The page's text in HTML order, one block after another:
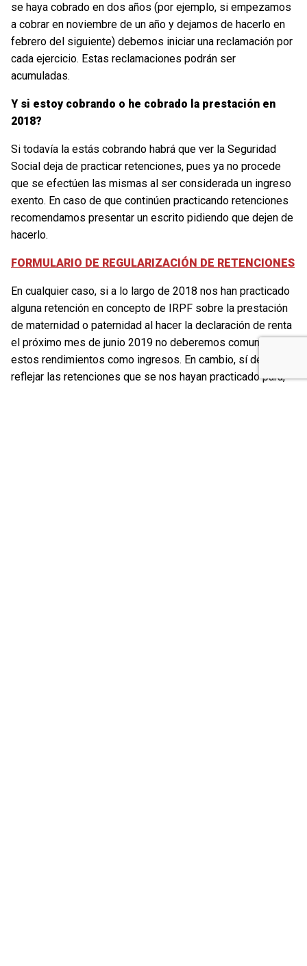
se haya cobrado en dos años (por ejemplo, si empezamos
a cobrar en noviembre de un año y dejamos de hacerlo en
febrero del siguiente) debemos iniciar una reclamación por
cada ejercicio. Estas reclamaciones podrán ser
acumuladas.
Y si estoy cobrando o he cobrado la prestación en
2018?
Si todavía la estás cobrando habrá que ver la Seguridad
Social deja de practicar retenciones, pues ya no procede
que se efectúen las mismas al ser considerada un ingreso
exento. En caso de que continúen practicando retenciones
recomendamos presentar un escrito pidiendo que dejen de
hacerlo.
FORMULARIO DE REGULARIZACIÓN DE RETENCIONES
En cualquier caso, si a lo largo de 2018 nos han practicado
alguna retención en concepto de IRPF sobre la prestación
de maternidad o paternidad al hacer la declaración de renta
el próximo mes de junio 2019 no deberemos comunicar
estos rendimientos como ingresos. En cambio, sí debemos
reflejar las retenciones que se nos hayan practicado para,